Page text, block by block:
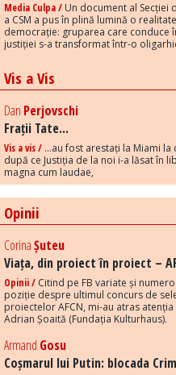
Media Culpa / Un document al Secției
a CSM a pus în plină lumină o
democrație: gruparea care conduce
justiției s-a transformat într-o
Vis a Vis
Dan Perjovschi
Frații Tate...
Vis a vis / ...au fost arestați la Miami la
după ce Justiția de la noi i-a lăsat în
magna cum laudae,
Opinii
CorinaȘuteu
Viața, din proiect în proiect –
Opinii / Citind pe FB variate și
poziție despre ultimul concurs de
proiectelor AFCN, mi-au atras
Adrian Șoaită (Fundația Kulturhaus).
Armand Gosu
Coșmarul lui Putin: blocada